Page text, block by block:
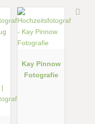
Kay Pinnow
Fotografie